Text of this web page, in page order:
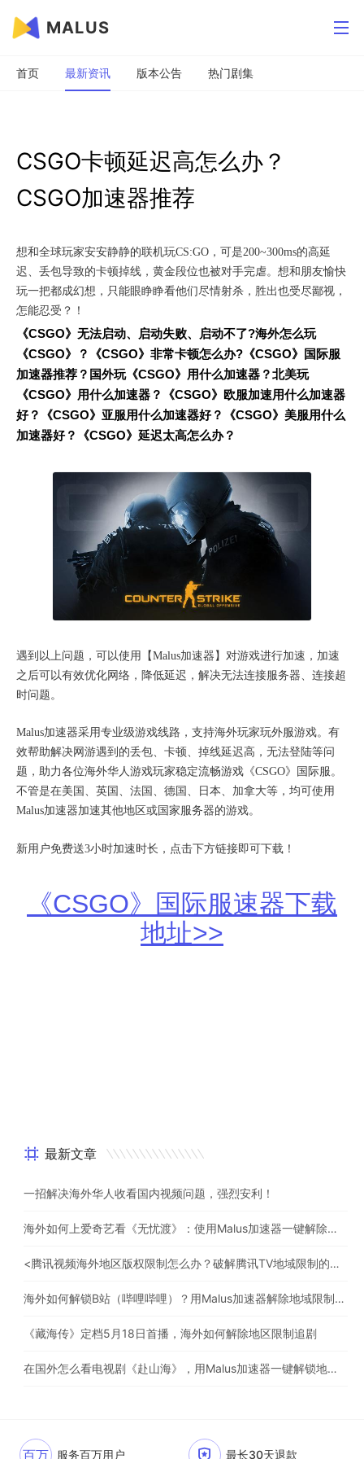
MALUS
首页 最新资讯 版本公告 热门剧集
CSGO卡顿延迟高怎么办？
CSGO加速器推荐
想和全球玩家安安静静的联机玩CS:GO，可是200~300ms的高延
迟、丢包导致的卡顿掉线，黄金段位也被对手完虐。想和朋友愉快
玩一把都成幻想，只能眼睁睁看他们尽情射杀，胜出也受尽鄙视，
怎能忍受？！
《CSGO》无法启动、启动失败、启动不了?海外怎么玩
《CSGO》？《CSGO》非常卡顿怎么办?《CSGO》国际服
加速器推荐？国外玩《CSGO》用什么加速器？北美玩
《CSGO》用什么加速器？《CSGO》欧服加速用什么加速器
好？《CSGO》亚服用什么加速器好？《CSGO》美服用什么
加速器好？《CSGO》延迟太高怎么办？
遇到以上问题，可以使用【Malus加速器】对游戏进行加速，加速
之后可以有效优化网络，降低延迟，解决无法连接服务器、连接超
时问题。
Malus加速器采用专业级游戏线路，支持海外玩家玩外服游戏。有
效帮助解决网游遇到的丢包、卡顿、掉线延迟高，无法登陆等问
题，助力各位海外华人游戏玩家稳定流畅游戏《CSGO》国际服。
不管是在美国、英国、法国、德国、日本、加拿大等，均可使用
Malus加速器加速其他地区或国家服务器的游戏。
新用户免费送3小时加速时长，点击下方链接即可下载！
《CSGO》国际服速器下载
地址>>
最新文章
一招解决海外华人收看国内视频问题，强烈安利！
海外如何上爱奇艺看《无忧渡》：使用Malus加速器一键解除地域限制
<腾讯视频海外地区版权限制怎么办？破解腾讯TV地域限制的办法>
海外如何解锁B站（哔哩哔哩）？用Malus加速器解除地域限制，一键流畅追番
《藏海传》定档5月18日首播，海外如何解除地区限制追剧
在国外怎么看电视剧《赴山海》，用Malus加速器一键解锁地区限制
百万 服务百万用户 最长30天退款